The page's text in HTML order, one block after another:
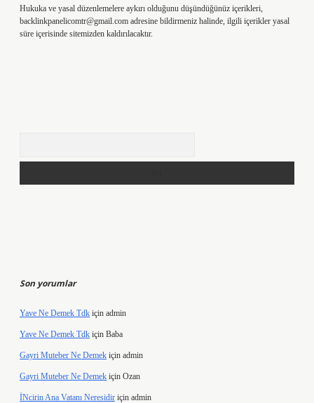
Hukuka ve yasal düzenlemelere aykırı olduğunu düşündüğünüz içerikleri,
backlinkpanelicomtr@gmail.com adresine bildirmeniz halinde, ilgili içerikler yasal
süre içerisinde sitemizden kaldırılacaktır.
Son yorumlar
Yave Ne Demek Tdk için admin
Yave Ne Demek Tdk için Baba
Gayri Muteber Ne Demek için admin
Gayri Muteber Ne Demek için Ozan
İNcirin Ana Vatanı Neresidir için admin